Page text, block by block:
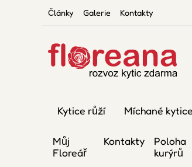
Články Galerie Kontakty
Kytice růží Míchané kytice
Můj
Floreář
Kontakty
Poloha
kurýrů